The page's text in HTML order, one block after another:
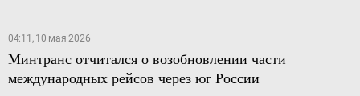
04:11, 10 мая 2026
Минтранс отчитался о возобновлении части
международных рейсов через юг России